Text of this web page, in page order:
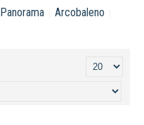
Panorama
Arcobaleno